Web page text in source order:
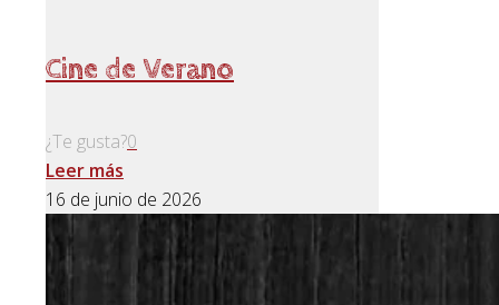
Cine de Verano
¿Te gusta?0
Leer más
16 de junio de 2026